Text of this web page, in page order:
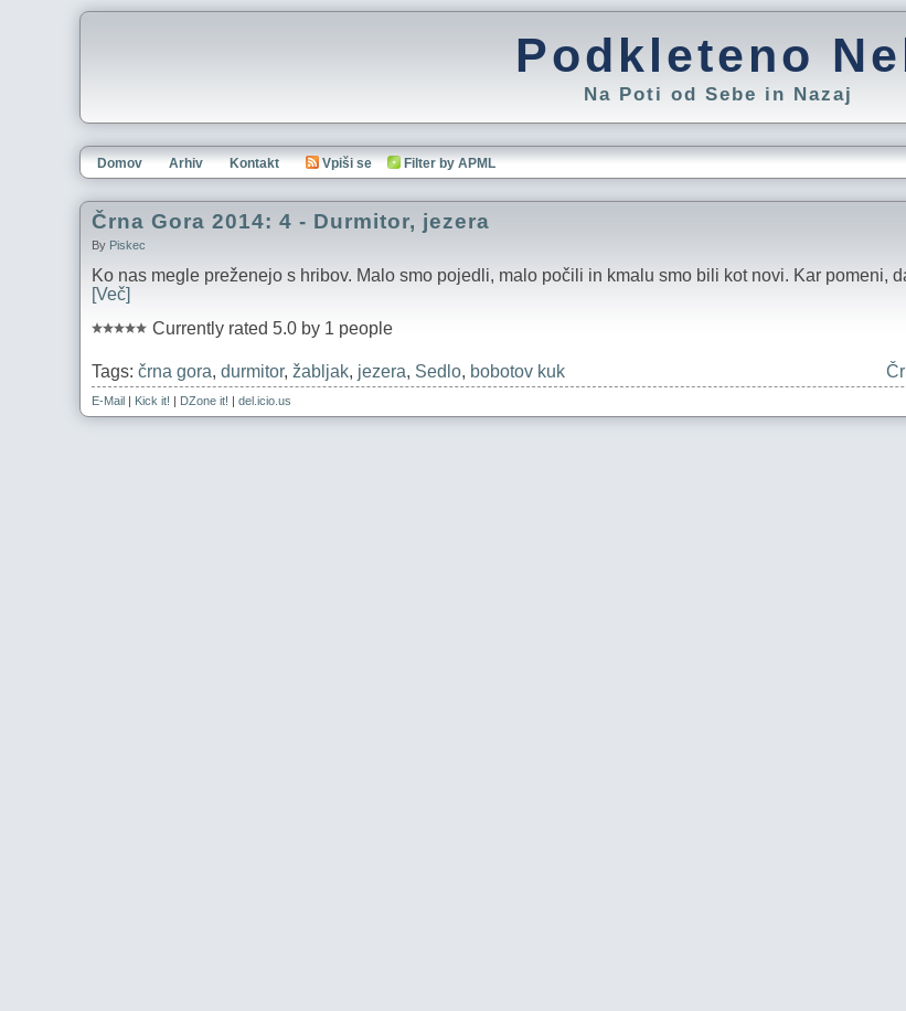
Podkleteno
Na Poti od Sebe in Nazaj
Domov Arhiv Kontakt Vpiši se Filter by APML
Črna Gora 2014: 4 - Durmitor, jezera
By Piskec
Ko nas megle preženejo s hribov. Malo smo pojedli, malo počili in kmalu smo bili kot novi. Kar pomeni,
[Več]
Currently rated 5.0 by 1 people
Tags: črna gora, durmitor, žabljak, jezera, Sedlo, bobotov kuk
E-Mail | Kick it! | DZone it! | del.icio.us